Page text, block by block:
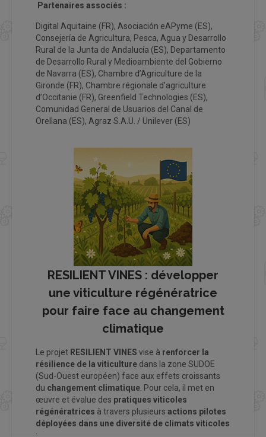
Partenaires associés :
Digital Aquitaine (FR), Asociación eAPyme (ES),
Consejería de Agricultura, Pesca, Agua y Desarrollo
Rural de la Junta de Andalucía (ES), Departamento
de Desarrollo Rural y Medioambiente del Gobierno
de Navarra (ES), Chambre d’Agriculture de la
Gironde (FR), Chambre régionale d’agriculture
d’Occitanie (FR), Greenfield Technologies (ES),
Comunidad General de Usuarios del Canal de
Orellana (ES), Agraz S.A.U. / Unilever (ES)
RESILIENT VINES : développer
une viticulture régénératrice
pour faire face au changement
climatique
Le projet RESILIENT VINES vise à renforcer la
résilience de la viticulture dans la zone SUDOE
(Sud-Ouest européen) face aux effets croissants
du changement climatique . Pour cela, il met en
œuvre et évalue des pratiques viticoles
régénératrices à travers plusieurs actions pilotes
déployées dans une diversité de climats viticoles